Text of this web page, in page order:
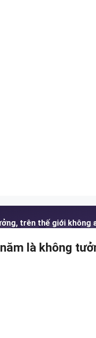
trên thế giới không
là không